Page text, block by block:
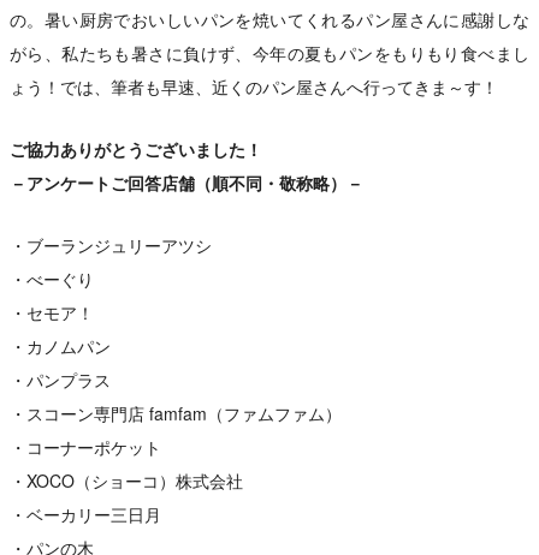
の。暑い厨房でおいしいパンを焼いてくれるパン屋さんに感謝しな
がら、私たちも暑さに負けず、今年の夏もパンをもりもり食べまし
ょう！では、筆者も早速、近くのパン屋さんへ行ってきま～す！
ご協力ありがとうございました！
－アンケートご回答店舗（順不同・敬称略）－
・ブーランジュリーアツシ
・べーぐり
・セモア！
・カノムパン
・パンプラス
・スコーン専門店 famfam（ファムファム）
・コーナーポケット
・XOCO（ショーコ）株式会社
・ベーカリー三日月
・パンの木